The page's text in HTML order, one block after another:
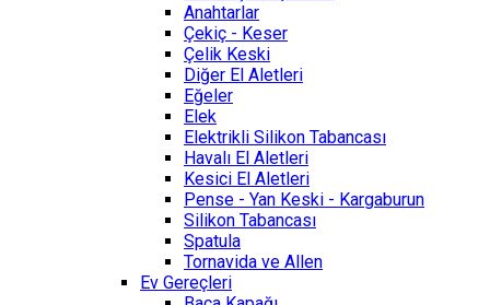
Anahtarlar
Çekiç - Keser
Çelik Keski
Diğer El Aletleri
Eğeler
Elek
Elektrikli Silikon Tabancası
Havalı El Aletleri
Kesici El Aletleri
Pense - Yan Keski - Kargaburun
Silikon Tabancası
Spatula
Tornavida ve Allen
Ev Gereçleri